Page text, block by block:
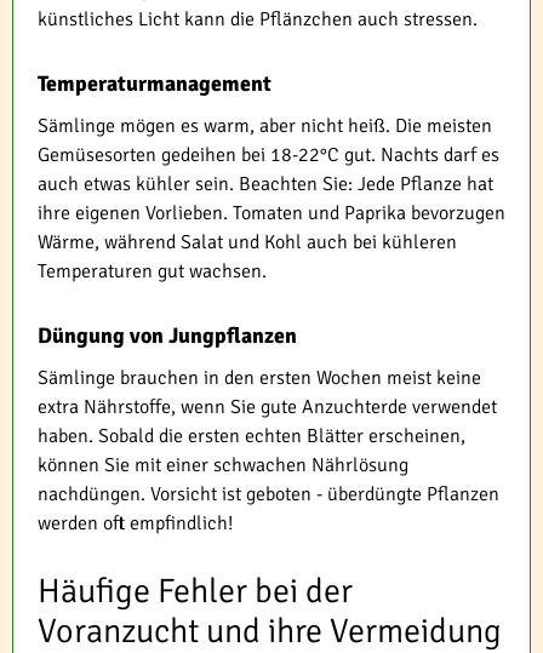
künstliches Licht kann die Pflänzchen auch stressen.
Temperaturmanagement
Sämlinge mögen es warm, aber nicht heiß. Die meisten
Gemüsesorten gedeihen bei 18-22°C gut. Nachts darf es
auch etwas kühler sein. Beachten Sie: Jede Pflanze hat
ihre eigenen Vorlieben. Tomaten und Paprika bevorzugen
Wärme, während Salat und Kohl auch bei kühleren
Temperaturen gut wachsen.
Düngung von Jungpflanzen
Sämlinge brauchen in den ersten Wochen meist keine
extra Nährstoffe, wenn Sie gute Anzuchterde verwendet
haben. Sobald die ersten echten Blätter erscheinen,
können Sie mit einer schwachen Nährlösung
nachdüngen. Vorsicht ist geboten - überdüngte Pflanzen
werden oft empfindlich!
Häufige Fehler bei der
Voranzucht und ihre Vermeidung